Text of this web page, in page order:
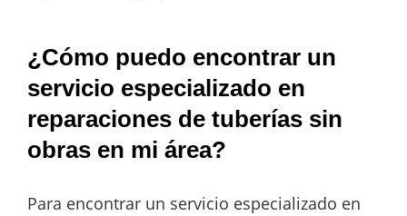
¿Cómo puedo encontrar un
servicio especializado en
reparaciones de tuberías sin
obras en mi área?
Para encontrar un servicio especializado en